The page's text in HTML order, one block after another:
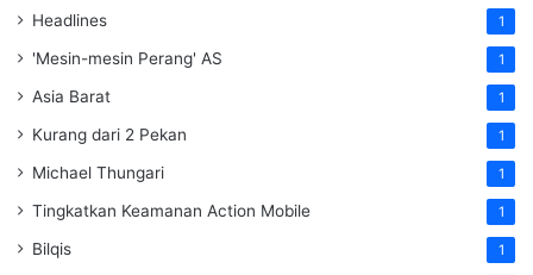
Headlines 1
'Mesin-mesin Perang' AS 1
Asia Barat 1
Kurang dari 2 Pekan 1
Michael Thungari 1
Tingkatkan Keamanan Action Mobile 1
Bilqis 1